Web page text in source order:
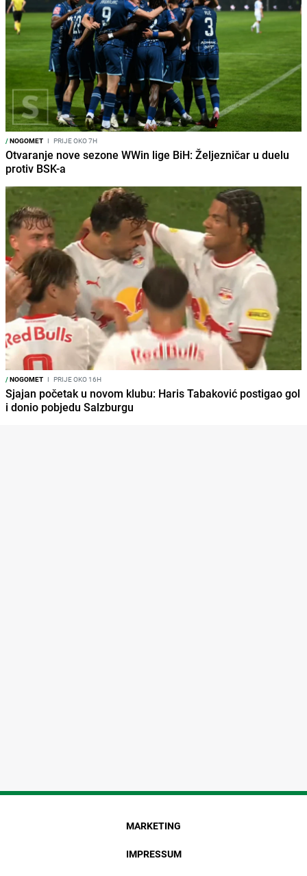
/NOGOMET I PRIJE OKO 7H
Otvaranje nove sezone WWin lige BiH: Željezničar u duelu
protiv BSK-a
/NOGOMET I PRIJE OKO 16H
Sjajan početak u novom klubu: Haris Tabaković postigao gol
i donio pobjedu Salzburgu
MARKETING
IMPRESSUM